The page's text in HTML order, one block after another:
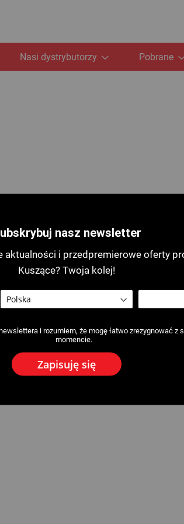
Nasi dystrybutorzy Pobrane
nasz newsletter
aktualności i przedpremierowe oferty
Kuszące? Twoja kolej!
i rozumiem, że mogę łatwo zrezygnować z
momencie.
Zapisuję się